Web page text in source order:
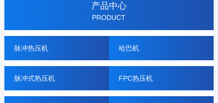
产品中心
PRODUCT
脉冲热压机 哈巴机
脉冲式热压机 FPC热压机